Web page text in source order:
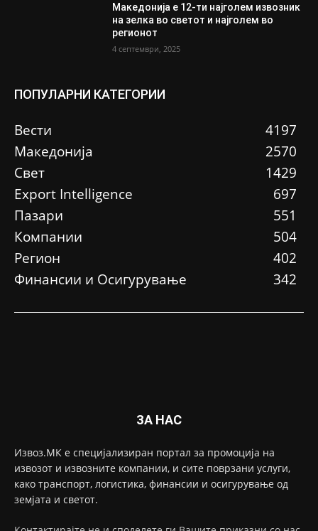
Македонија е 12-ти најголем извозник
на зелка во светот и најголем во
регионот
4 септември, 2025
ПОПУЛАРНИ КАТЕГОРИИ
Вести
4197
Македонија
2570
Свет
1429
Еxport Intelligence
697
Пазари
551
Компании
504
Регион
402
Финансии и Осигурување
342
ЗА НАС
Извоз.МК е специјализиран портал за промоција на
извозот и извозните компании, и сите поврзани услуги,
како транспорт, логистика, финансии и осигурување од
земјата и светот.